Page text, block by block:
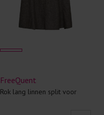
FreeQuent
Rok lang linnen split voor